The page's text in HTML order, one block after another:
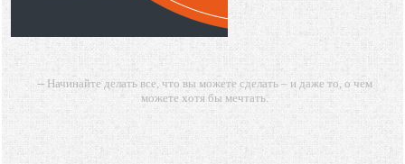
-- Начинайте делать все, что вы можете сделать – и даже то, о чем
можете хотя бы мечтать.
-- Все дело в мыслях. Мысль — начало всего. И мыслями можно
управлять. И поэтому главное дело совершенствования: работать над
мыслями.